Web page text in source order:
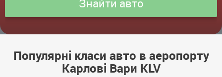
Популярні класи авто в аеропорту
Карлові Вари KLV